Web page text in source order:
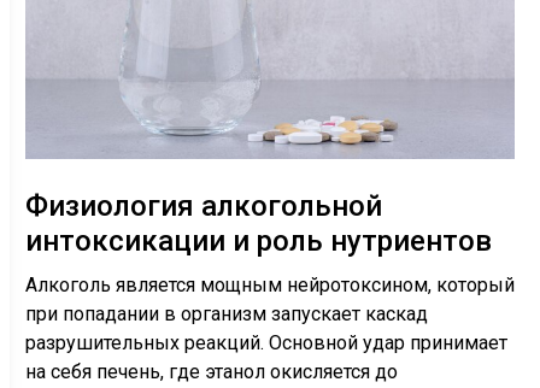
Физиология алкогольной
интоксикации и роль нутриентов
Алкоголь является мощным нейротоксином, который
при попадании в организм запускает каскад
разрушительных реакций. Основной удар принимает
на себя печень, где этанол окисляется до